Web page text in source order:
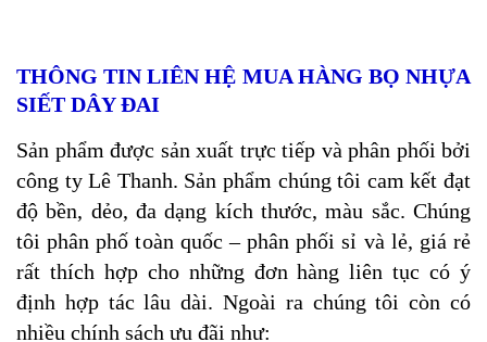
THÔNG TIN LIÊN HỆ MUA HÀNG BỌ NHỰA
SIẾT DÂY ĐAI
Sản phẩm được sản xuất trực tiếp và phân phối bởi
công ty Lê Thanh. Sản phẩm chúng tôi cam kết đạt
độ bền, dẻo, đa dạng kích thước, màu sắc. Chúng
tôi phân phố toàn quốc – phân phối sỉ và lẻ, giá rẻ
rất thích hợp cho những đơn hàng liên tục có ý
định hợp tác lâu dài. Ngoài ra chúng tôi còn có
nhiều chính sách ưu đãi như: